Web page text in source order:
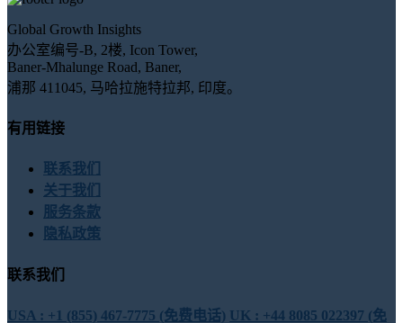
Global Growth Insights
办公室编号-B, 2楼, Icon Tower,
Baner-Mhalunge Road, Baner,
浦那 411045, 马哈拉施特拉邦, 印度。
有用链接
联系我们
关于我们
服务条款
隐私政策
联系我们
USA : +1 (855) 467-7775 (免费电话) UK : +44 8085 022397 (免